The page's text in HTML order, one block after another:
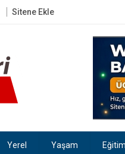
Sitene Ekle
Yerel Yaşam Eğitim